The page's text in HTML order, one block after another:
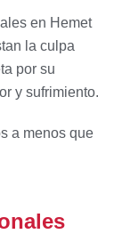
en Hemet
la culpa
por su
y sufrimiento.
a menos que